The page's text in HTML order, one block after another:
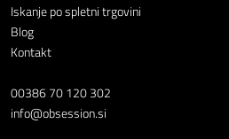
Iskanje po spletni trgovini
Blog
Kontakt
00386 70 120 302
info@obsession.si